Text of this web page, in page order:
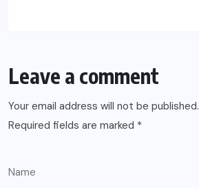
Leave a comment
Your email address will not be published.
Required fields are marked *